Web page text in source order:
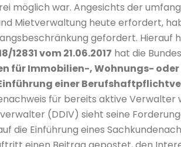
möglich war. Angesichts der
Mietverwaltung heute erfordert,
gefordert. Hierauf
vom 21.06.2017 hat die
für Immobilien-, Wohnungs-
einer
für bereits aktive Verwalter
(DDIV) sieht seine
die Einführung eines